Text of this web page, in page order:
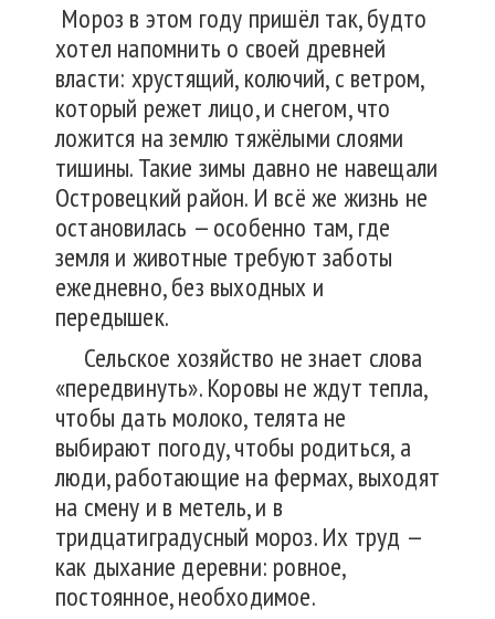
Мороз в этом году пришёл так, будто
хотел напомнить о своей древней
власти: хрустящий, колючий, с ветром,
который режет лицо, и снегом, что
ложится на землю тяжёлыми слоями
тишины. Такие зимы давно не навещали
Островецкий район. И всё же жизнь не
остановилась — особенно там, где
земля и животные требуют заботы
ежедневно, без выходных и
передышек.
Сельское хозяйство не знает слова
«передвинуть». Коровы не ждут тепла,
чтобы дать молоко, телята не
выбирают погоду, чтобы родиться, а
люди, работающие на фермах, выходят
на смену и в метель, и в
тридцатиградусный мороз. Их труд —
как дыхание деревни: ровное,
постоянное, необходимое.